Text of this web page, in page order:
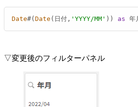
Date#( Date (日付, 'YYYY/MM' )) as 年
▽変更後のフィルターパネル